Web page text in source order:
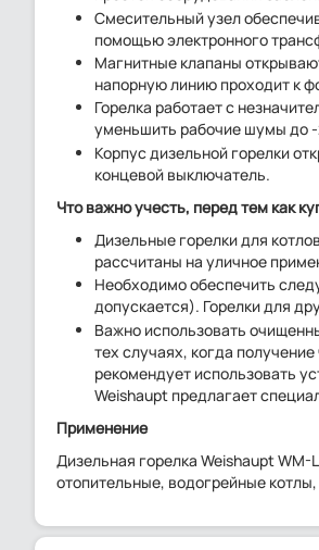
Смесительный узел
помощью электронного
Магнитные клапаны
напорную линию проходит к
Горелка работает с
уменьшить рабочие шумы до
Корпус дизельной горелки
концевой выключатель.
Что важно учесть, перед тем как
Дизельные горелки для
рассчитаны на уличное
Необходимо обеспечить
допускается). Горелки для
Важно использовать
тех случаях, когда
рекомендует использовать
Weishaupt предлагает
Применение
Дизельная горелка Weishaupt
отопительные, водогрейные